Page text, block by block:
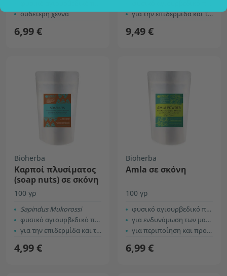
ουδέτερη χέννα
6,99 €
για την επιδερμίδα και τα μαλλιά
9,49 €
Bioherba
Καρποί πλυσίματος
(soap nuts) σε σκόνη
100 γρ
Sapindus Mukorossi
φυσικό αγιουρβεδικό προϊόν
για την επιδερμίδα και τα μαλλιά
4,99 €
Bioherba
Amla σε σκόνη
100 γρ
φυσικό αγιουρβεδικό προϊόν
για ενδυνάμωση των μαλλιών
για περιποίηση και προστασία του δέρματος
6,99 €